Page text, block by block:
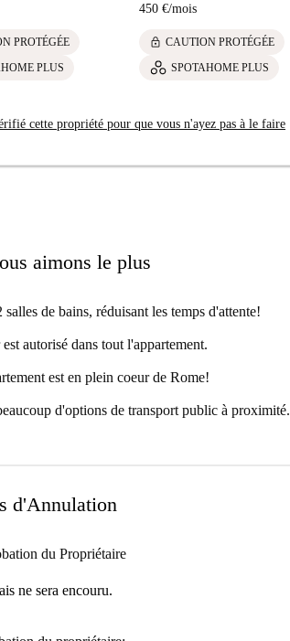
PROTÉGÉE
PLUS
450 €/mois
lock CAUTION PROTÉGÉE
SPOTAHOME PLUS
cette propriété pour que vous n'ayez pas à le faire
aimons le plus
salles de bains, réduisant les temps d'attente!
autorisé dans tout l'appartement.
est en plein coeur de Rome!
d'options de transport public à proximité.
d'Annulation
du Propriétaire
ne sera encouru.